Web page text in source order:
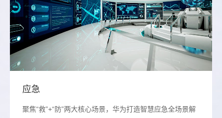
应急
聚焦“救”+“防”两大核心场景，华为打造智慧应急全场景解